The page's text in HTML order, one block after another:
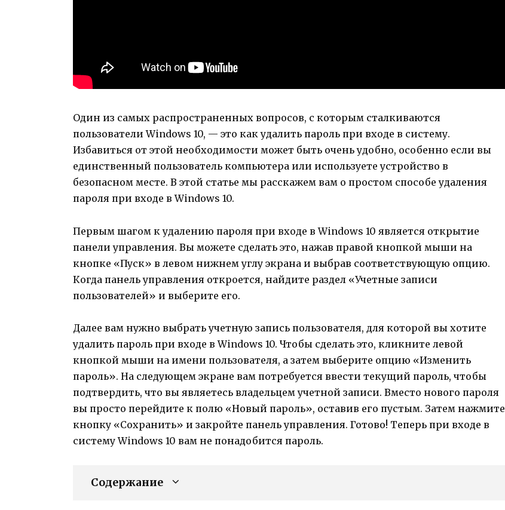
Один из самых распространенных вопросов, с которым сталкиваются
пользователи Windows 10, — это как удалить пароль при входе в систему.
Избавиться от этой необходимости может быть очень удобно, особенно если вы
единственный пользователь компьютера или используете устройство в
безопасном месте. В этой статье мы расскажем вам о простом способе удаления
пароля при входе в Windows 10.
Первым шагом к удалению пароля при входе в Windows 10 является открытие
панели управления. Вы можете сделать это, нажав правой кнопкой мыши на
кнопке «Пуск» в левом нижнем углу экрана и выбрав соответствующую опцию.
Когда панель управления откроется, найдите раздел «Учетные записи
пользователей» и выберите его.
Далее вам нужно выбрать учетную запись пользователя, для которой вы хотите
удалить пароль при входе в Windows 10. Чтобы сделать это, кликните левой
кнопкой мыши на имени пользователя, а затем выберите опцию «Изменить
пароль». На следующем экране вам потребуется ввести текущий пароль, чтобы
подтвердить, что вы являетесь владельцем учетной записи. Вместо нового пароля
вы просто перейдите к полю «Новый пароль», оставив его пустым. Затем нажмите
кнопку «Сохранить» и закройте панель управления. Готово! Теперь при входе в
систему Windows 10 вам не понадобится пароль.
Содержание